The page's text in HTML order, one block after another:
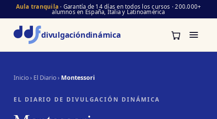
Aula tranquila · Garantía de 14 días en todos los cursos · 200.000+
alumnos en España, Italia y Latinoamérica
divulgacióndinámica
Inicio› El Diario› Montessori
EL DIARIO DE DIVULGACIÓN DINÁMICA